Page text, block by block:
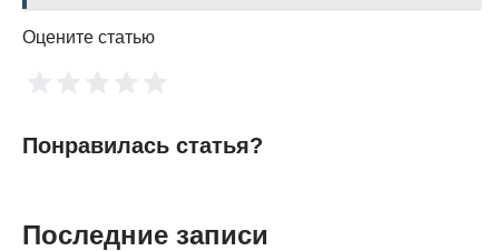
Оцените статью
Понравилась статья?
Последние записи